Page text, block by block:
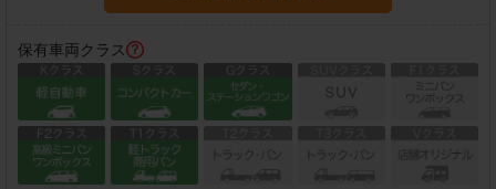
保有車両クラス